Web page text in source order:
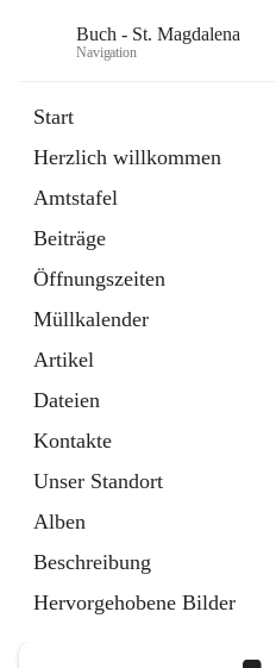
Buch - St. Magdalena
Navigation
Start
Herzlich willkommen
Amtstafel
Beiträge
Öffnungszeiten
Müllkalender
Artikel
Dateien
Kontakte
Unser Standort
Alben
Beschreibung
Hervorgehobene Bilder
11 Schnellzugriffe
Bürgerservice
10 Schnellzugriffe